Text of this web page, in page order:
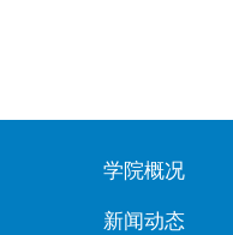
学院概况
新闻动态